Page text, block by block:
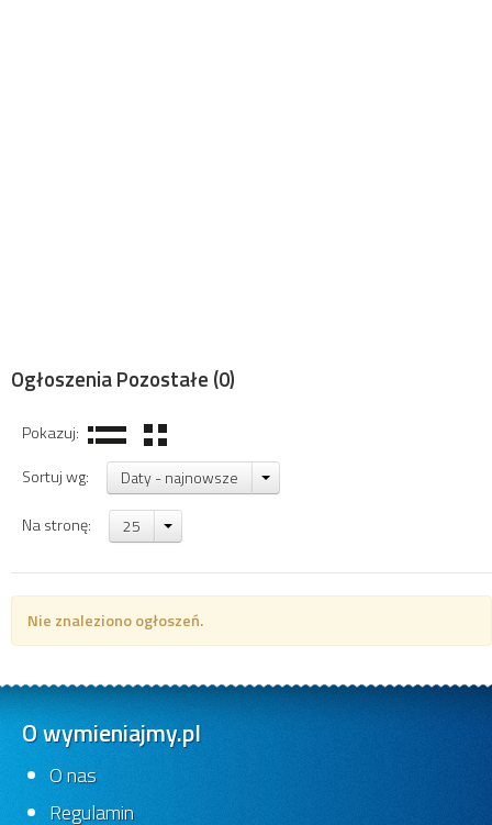
Ogłoszenia Pozostałe (0)
Pokazuj:
Sortuj wg:
Daty - najnowsze
Na stronę: 25
Nie znaleziono ogłoszeń.
O wymieniajmy.pl
O nas
Regulamin